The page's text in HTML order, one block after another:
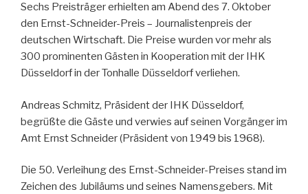
Sechs Preisträger erhielten am Abend des 7. Oktober
den Ernst-Schneider-Preis – Journalistenpreis der
deutschen Wirtschaft. Die Preise wurden vor mehr als
300 prominenten Gästen in Kooperation mit der IHK
Düsseldorf in der Tonhalle Düsseldorf verliehen.
Andreas Schmitz, Präsident der IHK Düsseldorf,
begrüßte die Gäste und verwies auf seinen Vorgänger im
Amt Ernst Schneider (Präsident von 1949 bis 1968).
Die 50. Verleihung des Ernst-Schneider-Preises stand im
Zeichen des Jubiläums und seines Namensgebers. Mit